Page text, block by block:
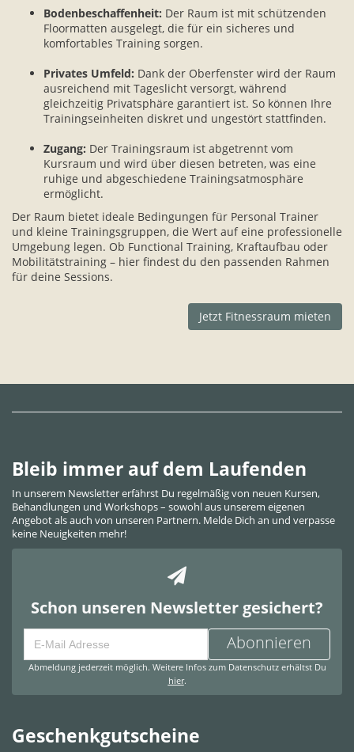
Bodenbeschaffenheit: Der Raum ist mit schützenden
Floormatten ausgelegt, die für ein sicheres und
komfortables Training sorgen.
Privates Umfeld: Dank der Oberfenster wird der Raum
ausreichend mit Tageslicht versorgt, während
gleichzeitig Privatsphäre garantiert ist. So können Ihre
Trainingseinheiten diskret und ungestört stattfinden.
Zugang: Der Trainingsraum ist abgetrennt vom
Kursraum und wird über diesen betreten, was eine
ruhige und abgeschiedene Trainingsatmosphäre
ermöglicht.
Der Raum bietet ideale Bedingungen für Personal Trainer
und kleine Trainingsgruppen, die Wert auf eine professionelle
Umgebung legen. Ob Functional Training, Kraftaufbau oder
Mobilitätstraining – hier findest du den passenden Rahmen
für deine Sessions.
Jetzt Fitnessraum mieten
Bleib immer auf dem Laufenden
In unserem Newsletter erfährst Du regelmäßig von neuen Kursen,
Behandlungen und Workshops – sowohl aus unserem eigenen
Angebot als auch von unseren Partnern. Melde Dich an und verpasse
keine Neuigkeiten mehr!
Schon unseren Newsletter gesichert?
Abonnieren
Abmeldung jederzeit möglich. Weitere Infos zum Datenschutz erhältst Du
hier.
Geschenkgutscheine